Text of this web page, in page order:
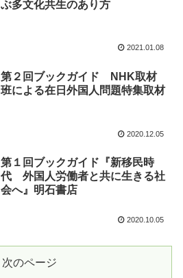
ぶ多文化共生のあり方
2021.01.08
第２回ブックガイド NHK取材
班による在日外国人問題特集取材
2020.12.05
第１回ブックガイド『新移民時
代 外国人労働者と共に生きる社
会へ』明石書店
2020.10.05
次のページ